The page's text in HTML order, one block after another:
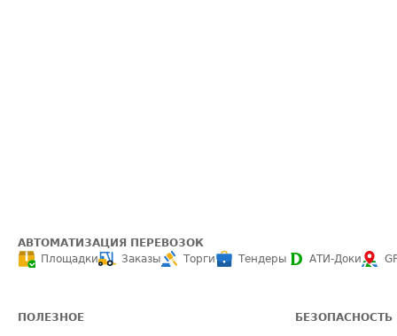
АВТОМАТИЗАЦИЯ ПЕРЕВОЗОК
Площадки
Заказы Торги Тендеры АТИ-Доки
ПОЛЕЗНОЕ БЕЗОПАСНОСТЬ